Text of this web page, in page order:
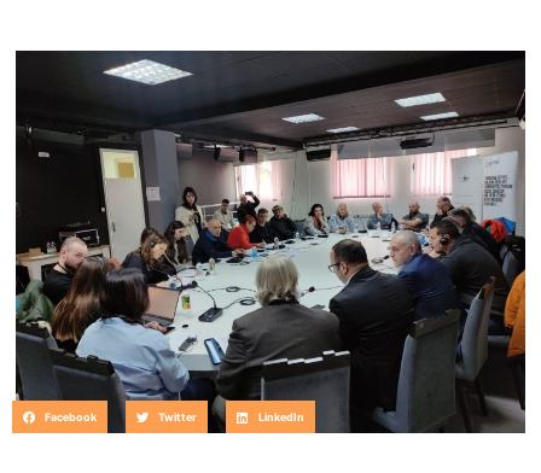
Facebook Twitter LinkedIn